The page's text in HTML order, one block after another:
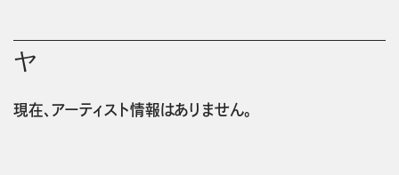
ヤ
現在、アーティスト情報はありません。